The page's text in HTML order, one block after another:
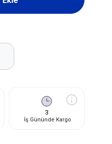
3
İş Gününde Kargo